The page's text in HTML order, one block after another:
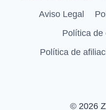
Aviso Legal
Política de
Política de
© 2026